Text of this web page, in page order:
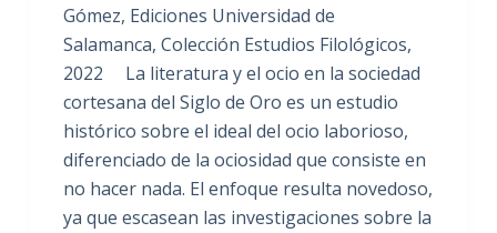
Gómez, Ediciones Universidad de
Salamanca, Colección Estudios Filológicos,
2022 La literatura y el ocio en la sociedad
cortesana del Siglo de Oro es un estudio
histórico sobre el ideal del ocio laborioso,
diferenciado de la ociosidad que consiste en
no hacer nada. El enfoque resulta novedoso,
ya que escasean las investigaciones sobre la